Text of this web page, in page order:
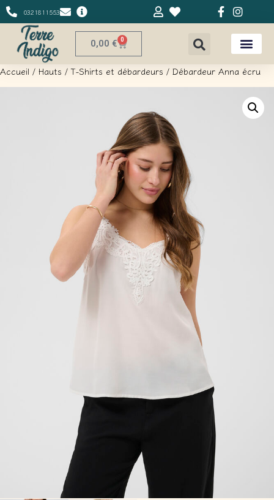
0321811553
0,00 € 0
Accueil / Hauts /T-Shirts et débardeurs / Débardeur Anna écru